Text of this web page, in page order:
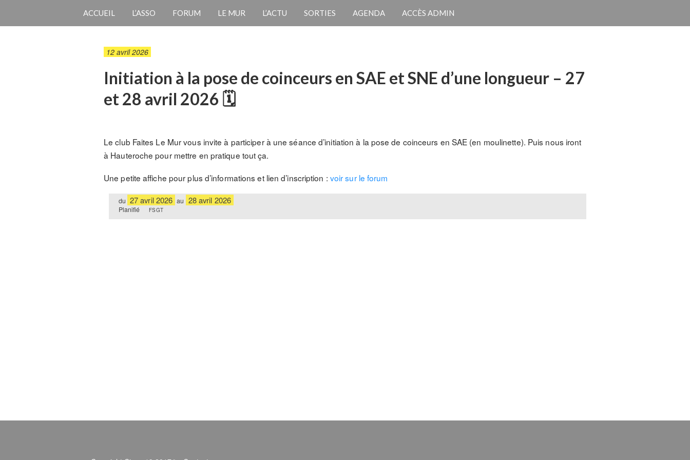
ACCUEIL L’ASSO FORUM LE MUR L’ACTU SORTIES AGENDA ACCÈS ADMIN
12 avril 2026
Initiation à la pose de coinceurs en SAE et SNE d’une longueur – 27
et 28 avril 2026 🗓
Le club Faites Le Mur vous invite à participer à une séance d’initiation à la pose de coinceurs en SAE (en moulinette). Puis nous iront
à Hauteroche pour mettre en pratique tout ça.
Une petite affiche pour plus d’informations et lien d’inscription : voir sur le forum
du 27 avril 2026 au 28 avril 2026
Planifié FSGT